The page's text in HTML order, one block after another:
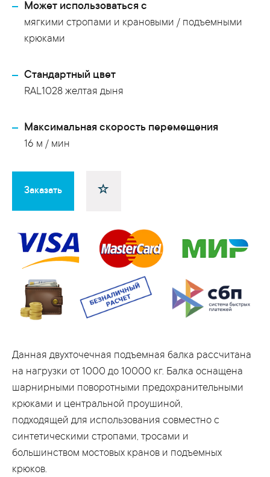
Может использоваться с
мягкими стропами и крановыми / подъемными
крюками
Стандартный цвет
RAL1028 желтая дыня
Максимальная скорость перемещения
16 м / мин
Заказать
Данная двухточечная подъемная балка рассчитана
на нагрузки от 1000 до 10000 кг. Балка оснащена
шарнирными поворотными предохранительными
крюками и центральной проушиной,
подходящей для использования совместно с
синтетическими стропами, тросами и
большинством мостовых кранов и подъемных
крюков.